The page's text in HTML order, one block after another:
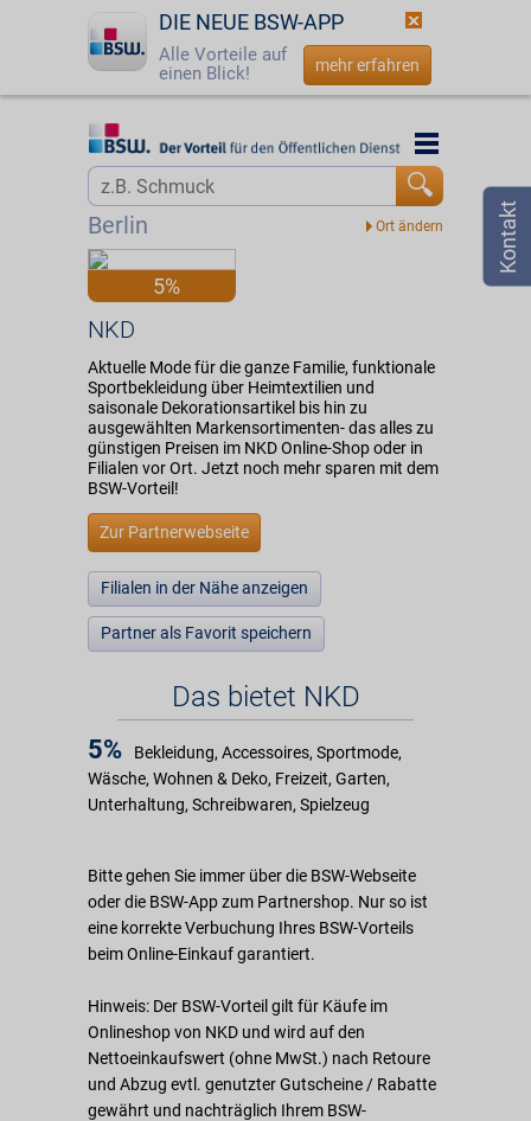
DIE NEUE BSW-APP
Alle Vorteile auf
einen Blick!
mehr erfahren
Startseite
Login
Berlin
Startseite
5%
NKD
Aktuelle Mode für die ganze Familie, funktionale
Sportbekleidung über Heimtextilien und
saisonale Dekorationsartikel bis hin zu
ausgewählten Markensortimenten- das alles zu
günstigen Preisen im NKD Online-Shop oder in
Filialen vor Ort. Jetzt noch mehr sparen mit dem
BSW-Vorteil!
Zur Partnerwebseite
Filialen in der Nähe anzeigen
Partner als Favorit speichern
Das bietet NKD
5%
Bekleidung, Accessoires, Sportmode,
Wäsche, Wohnen & Deko, Freizeit, Garten,
Unterhaltung, Schreibwaren, Spielzeug
Bitte gehen Sie immer über die BSW-Webseite
oder die BSW-App zum Partnershop. Nur so ist
eine korrekte Verbuchung Ihres BSW-Vorteils
beim Online-Einkauf garantiert.
Hinweis: Der BSW-Vorteil gilt für Käufe im
Onlineshop von NKD und wird auf den
Nettoeinkaufswert (ohne MwSt.) nach Retoure
und Abzug evtl. genutzter Gutscheine / Rabatte
gewährt und nachträglich Ihrem BSW-